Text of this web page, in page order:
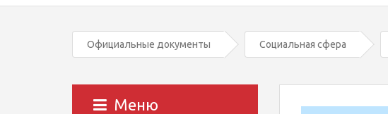
Официальные документы Социальная сфера
Меню